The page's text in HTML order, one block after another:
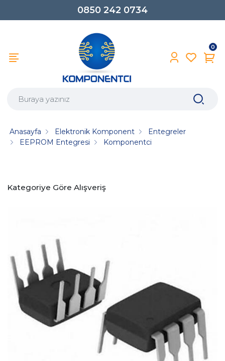
0850 242 0734
0
Anasayfa Elektronik Komponent
Entegreler
EEPROM Entegresi
Komponentci
Kategoriye Göre Alışveriş